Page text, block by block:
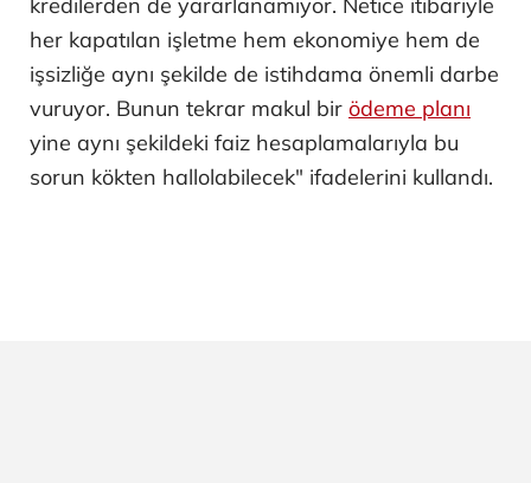
her kapatılan işletme hem ekonomiye hem de
işsizliğe aynı şekilde de istihdama önemli darbe
vuruyor. Bunun tekrar makul bir ödeme planı
yine aynı şekildeki faiz hesaplamalarıyla bu
sorun kökten hallolabilecek" ifadelerini kullandı.